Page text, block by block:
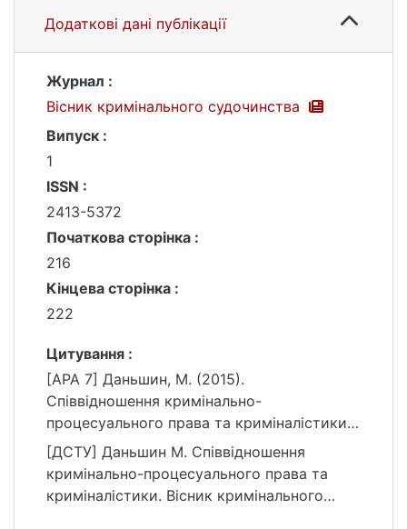
Додаткові дані публікації
Журнал :
Вісник кримінального судочинства
Випуск :
1
ISSN :
2413-5372
Початкова сторінка :
216
Кінцева сторінка :
222
Цитування :
[APA 7] Даньшин, М. (2015).
Співвідношення кримінально-
процесуального права та криміналістики.
Вісник кримінального судочинства, (1),
216–222.
https://ir.library.knu.ua/handle/15071834/242
27
[ДСТУ] Даньшин М. Співвідношення
кримінально-процесуального права та
криміналістики. Вісник кримінального